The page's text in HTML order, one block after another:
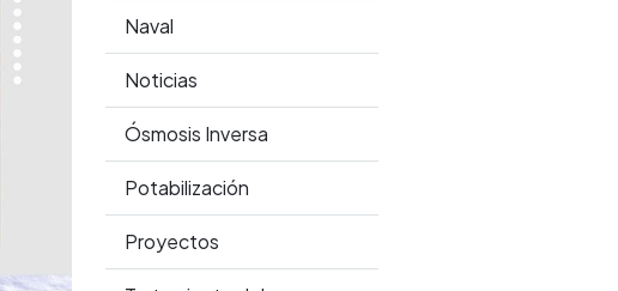
Naval
Noticias
Ósmosis Inversa
Potabilización
Proyectos